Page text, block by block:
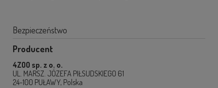
Bezpieczeństwo
Producent
4ZOO sp. z o. o.
UL. MARSZ. JÓZEFA PIŁSUDSKIEGO 61
24-100 PUŁAWY, Polska